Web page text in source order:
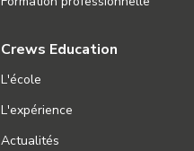
Crews Education
L'école
L'expérience
Actualités